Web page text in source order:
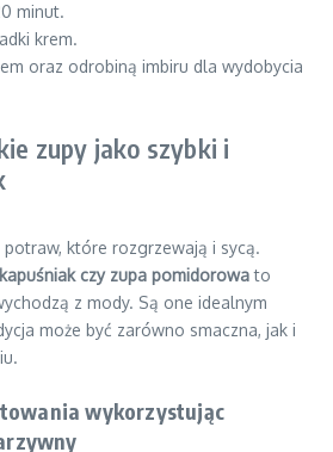
minut.
krem.
oraz odrobiną imbiru dla wydobycia
zupy jako szybki i
potraw, które rozgrzewają i sycą.
czy zupa pomidorowato
z mody. Są one idealnym
może być zarówno smaczna, jak i
wykorzystując